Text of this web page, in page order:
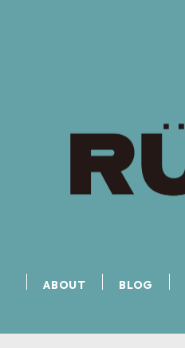
ABOUT BLOG